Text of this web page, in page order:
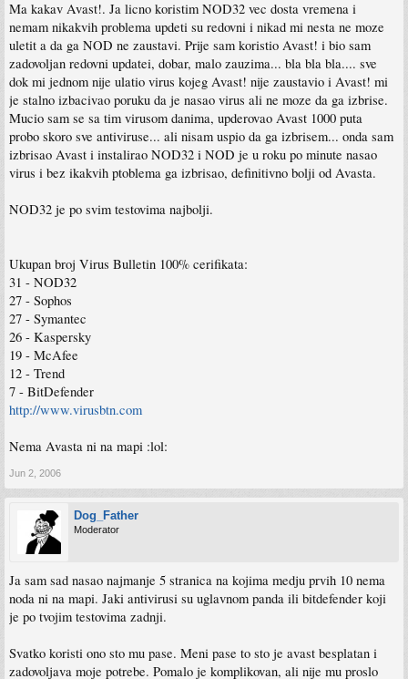
Ma kakav Avast!. Ja licno koristim NOD32 vec dosta vremena i
nemam nikakvih problema updeti su redovni i nikad mi nesta ne moze
uletit a da ga NOD ne zaustavi. Prije sam koristio Avast! i bio sam
zadovoljan redovni updatei, dobar, malo zauzima... bla bla bla.... sve
dok mi jednom nije ulatio virus kojeg Avast! nije zaustavio i Avast! mi
je stalno izbacivao poruku da je nasao virus ali ne moze da ga izbrise.
Mucio sam se sa tim virusom danima, upderovao Avast 1000 puta
probo skoro sve antiviruse... ali nisam uspio da ga izbrisem... onda sam
izbrisao Avast i instalirao NOD32 i NOD je u roku po minute nasao
virus i bez ikakvih ptoblema ga izbrisao, definitivno bolji od Avasta.
NOD32 je po svim testovima najbolji.
Ukupan broj Virus Bulletin 100% cerifikata:
31 - NOD32
27 - Sophos
27 - Symantec
26 - Kaspersky
19 - McAfee
12 - Trend
7 - BitDefender
http://www.virusbtn.com
Nema Avasta ni na mapi :lol:
Jun 2, 2006
Dog_Father
Moderator
Ja sam sad nasao najmanje 5 stranica na kojima medju prvih 10 nema
noda ni na mapi. Jaki antivirusi su uglavnom panda ili bitdefender koji
je po tvojim testovima zadnji.
Svatko koristi ono sto mu pase. Meni pase to sto je avast besplatan i
zadovoljava moje potrebe. Pomalo je komplikovan, ali nije mu proslo